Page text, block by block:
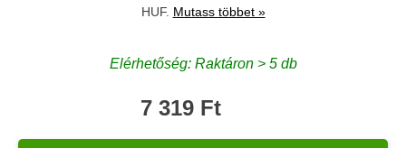
HUF. Mutass többet »
Elérhetőség: Raktáron > 5 db
7 319 Ft